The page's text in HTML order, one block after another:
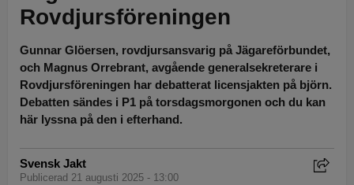
Rovdjursföreningen
Gunnar Glöersen, rovdjursansvarig på Jägareförbundet,
och Magnus Orrebrant, avgående generalsekreterare i
Rovdjursföreningen har debatterat licensjakten på björn.
Debatten sändes i P1 på torsdagsmorgonen och du kan
här lyssna på den i efterhand.
Svensk Jakt
Publicerad 21 augusti 2025 - 13:00